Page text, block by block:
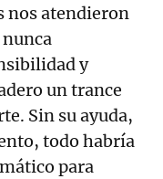
nos atendieron
y
un trance
Sin su ayuda,
todo habría
para